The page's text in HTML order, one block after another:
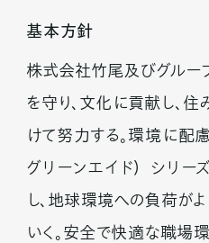
基本方針
株式会社竹尾及びグルー
を守り、文化に貢献し、
けて努力する。環境に配
グリーンエイド）
シリー
し、地球環境への負荷が
いく。安全で快適な職場